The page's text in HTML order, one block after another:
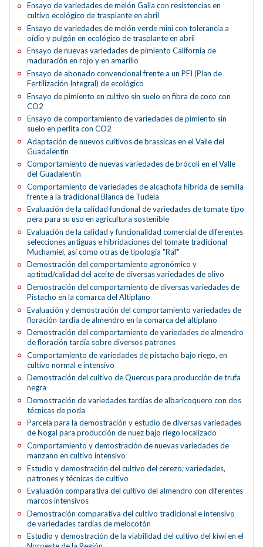
Ensayo de variedades de melón Galia con resistencias en
cultivo ecológico de trasplante en abril
Ensayo de variedades de melón verde mini con tolerancia a
oídio y pulgón en ecológico de trasplante en abril
Ensayo de nuevas variedades de pimiento California de
maduración en rojo y en amarillo
Ensayo de abonado convencional frente a un PFI (Plan de
Fertilización Integral) de ecológico
Ensayo de pimiento en cultivo sin suelo en fibra de coco con
CO2
Ensayo de comportamiento de variedades de pimiento sin
suelo en perlita con CO2
Adaptación de nuevos cultivos de brassicas en el Valle del
Guadalentín
Comportamiento de nuevas variedades de brócoli en el Valle
del Guadalentín
Comportamiento de variedades de alcachofa híbrida de semilla
frente a la tradicional Blanca de Tudela
Evaluación de la calidad funcional de variedades de tomate tipo
pera para su uso en agricultura sostenible
Evaluación de la calidad y funcionalidad comercial de diferentes
selecciones antiguas e hibridaciones del tomate tradicional
Muchamiel, así como otras de tipología "Raf"
Demostración del comportamiento agronómico y
aptitud/calidad del aceite de diversas variedades de olivo
Demostración del comportamiento de diversas variedades de
Pistacho en la comarca del Altiplano
Evaluación y demostración del comportamiento variedades de
floración tardía de almendro en la comarca del altiplano
Demostración del comportamiento de variedades de almendro
de floración tardía sobre diversos patrones
Comportamiento de variedades de pistacho bajo riego, en
cultivo normal e intensivo
Demostración del cultivo de Quercus para producción de trufa
negra
Demostración de variedades tardías de albaricoquero con dos
técnicas de poda
Parcela para la demostración y estudio de diversas variedades
de Nogal para producción de nuez bajo riego localizado
Comportamiento y demostración de nuevas variedades de
manzano en cultivo intensivo
Estudio y demostración del cultivo del cerezo; variedades,
patrones y técnicas de cultivo
Evaluación comparativa del cultivo del almendro con diferentes
marcos intensivos
Demostración comparativa del cultivo tradicional e intensivo
de variedades tardías de melocotón
Estudio y demostración de la viabilidad del cultivo del kiwi en el